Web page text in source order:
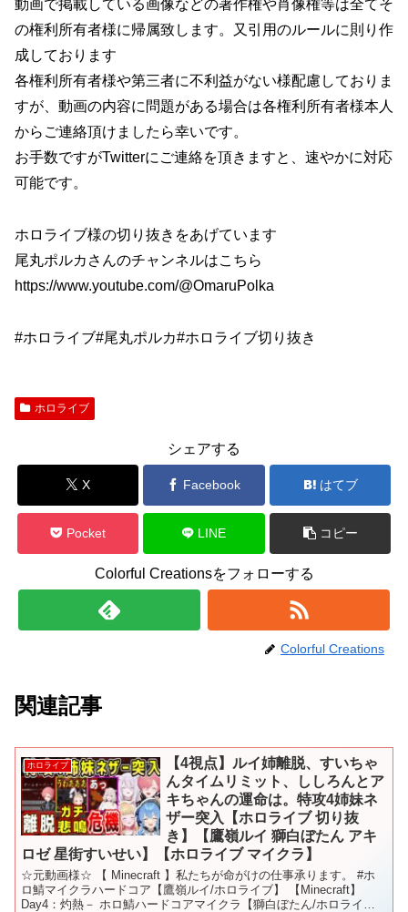
動画で掲載している画像などの著作権や肖像権等は全てそ
の権利所有者様に帰属致します。又引用のルールに則り作
成しております
各権利所有者様や第三者に不利益がない様配慮しておりま
すが、動画の内容に問題がある場合は各権利所有者様本人
からご連絡頂けましたら幸いです。
お手数ですがTwitterにご連絡を頂きますと、速やかに対応
可能です。
ホロライブ様の切り抜きをあげています
尾丸ポルカさんのチャンネルはこちら
https://www.youtube.com/@OmaruPolka
#ホロライブ#尾丸ポルカ#ホロライブ切り抜き
ホロライブ
シェアする
X Facebook はてブ
Pocket LINE コピー
Colorful Creationsをフォローする
Colorful Creations
関連記事
ホロライブ
【4視点】ルイ姉離脱、すいちゃ
んタイムリミット、ししろんとア
キちゃんの運命は。特攻4姉妹ネ
ザー突入【ホロライブ 切り抜
き】【鷹嶺ルイ 獅白ぼたん アキ
ロゼ 星街すいせい】【ホロライブ マイクラ】
☆元動画様☆ 【 Minecraft 】私たちが命がけの仕事承ります。 #ホ
ロ鯖マイクラハードコア【鷹嶺ルイ/ホロライブ】 【Minecraft】
Day4：灼熱－ ホロ鯖ハードコアマイクラ【獅白ぼたん/ホロライ